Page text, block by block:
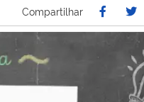
Compartilhar